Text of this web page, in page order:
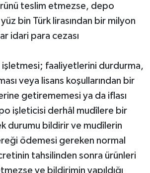
teslim etmezse, depo
bin Türk lirasından bir milyon
idari para cezası
işletmesi; faaliyetlerini durdurma,
veya lisans koşullarından bir
getirememesi ya da iflası
işleticisi derhâl mudîlere bir
durumu bildirir ve mudîlerin
ödemesi gereken normal
tahsilinden sonra ürünleri
ve bildirimin yapıldığı